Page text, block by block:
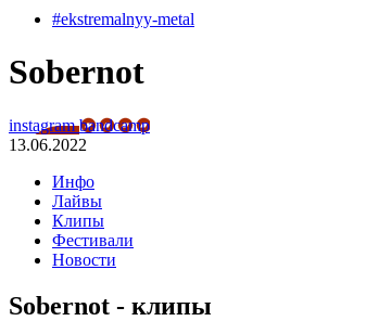
#ekstremalnyy-metal
Sobernot
instagrambandcamp
13.06.2022
Инфо
Лайвы
Клипы
Фестивали
Новости
Sobernot - клипы